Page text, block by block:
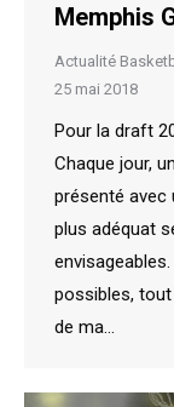
Memphis
Actualité
25 mai 2018
Pour la draft
Chaque jour,
présenté avec
plus adéquat
possibles, tout
de ma…